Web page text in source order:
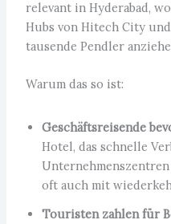
relevant in Hyderabad,
Hubs von Hitech City
tausende Pendler
Warum das so ist:
Geschäftsreisende
Hotel, das schnelle
oft auch mit
Touristen zahlen für